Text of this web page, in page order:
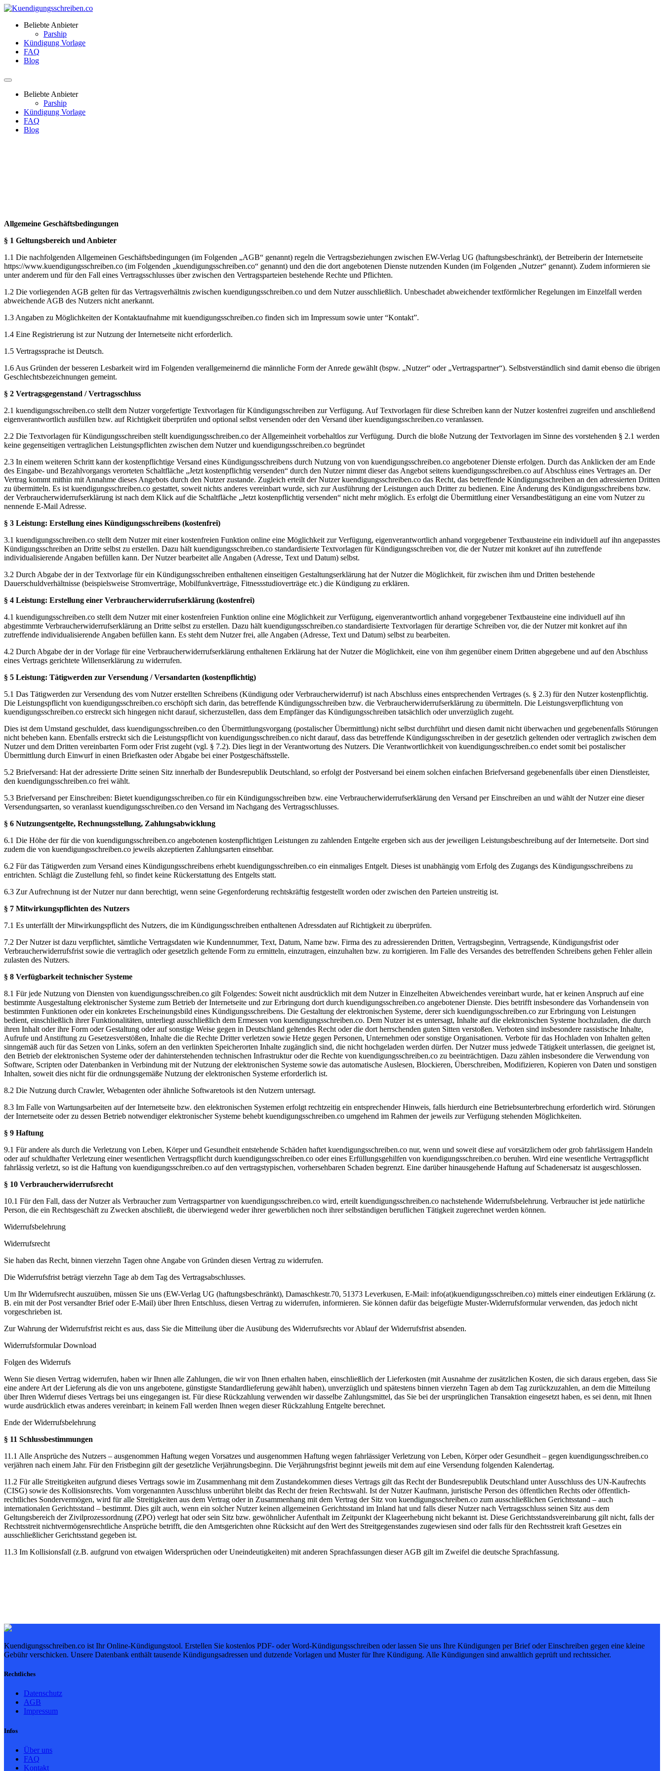
Beliebte Anbieter
Parship
Kündigung Vorlage
FAQ
Blog
Beliebte Anbieter
Parship
Kündigung Vorlage
FAQ
Blog
Allgemeine Geschäftsbedingungen
§ 1 Geltungsbereich und Anbieter
1.1 Die nachfolgenden Allgemeinen Geschäftsbedingungen (im Folgenden „AGB“ genannt) regeln die Vertragsbeziehungen zwischen EW-Verlag UG (haftungsbeschränkt), der Betreiberin der Internetseite
https://www.kuendigungsschreiben.co (im Folgenden „kuendigungsschreiben.co“ genannt) und den die dort angebotenen Dienste nutzenden Kunden (im Folgenden „Nutzer“ genannt). Zudem informieren sie
unter anderem und für den Fall eines Vertragsschlusses über zwischen den Vertragsparteien bestehende Rechte und Pflichten.
1.2 Die vorliegenden AGB gelten für das Vertragsverhältnis zwischen kuendigungsschreiben.co und dem Nutzer ausschließlich. Unbeschadet abweichender textförmlicher Regelungen im Einzelfall werden
abweichende AGB des Nutzers nicht anerkannt.
1.3 Angaben zu Möglichkeiten der Kontaktaufnahme mit kuendigungsschreiben.co finden sich im Impressum sowie unter “Kontakt”.
1.4 Eine Registrierung ist zur Nutzung der Internetseite nicht erforderlich.
1.5 Vertragssprache ist Deutsch.
1.6 Aus Gründen der besseren Lesbarkeit wird im Folgenden verallgemeinernd die männliche Form der Anrede gewählt (bspw. „Nutzer“ oder „Vertragspartner“). Selbstverständlich sind damit ebenso die übrigen
Geschlechtsbezeichnungen gemeint.
§ 2 Vertragsgegenstand / Vertragsschluss
2.1 kuendigungsschreiben.co stellt dem Nutzer vorgefertigte Textvorlagen für Kündigungsschreiben zur Verfügung. Auf Textvorlagen für diese Schreiben kann der Nutzer kostenfrei zugreifen und anschließend
eigenverantwortlich ausfüllen bzw. auf Richtigkeit überprüfen und optional selbst versenden oder den Versand über kuendigungsschreiben.co veranlassen.
2.2 Die Textvorlagen für Kündigungsschreiben stellt kuendigungsschreiben.co der Allgemeinheit vorbehaltlos zur Verfügung. Durch die bloße Nutzung der Textvorlagen im Sinne des vorstehenden § 2.1 werden
keine gegenseitigen vertraglichen Leistungspflichten zwischen dem Nutzer und kuendigungsschreiben.co begründet
2.3 In einem weiteren Schritt kann der kostenpflichtige Versand eines Kündigungsschreibens durch Nutzung von von kuendigungsschreiben.co angebotener Dienste erfolgen. Durch das Anklicken der am Ende
des Eingabe- und Bezahlvorgangs verorteten Schaltfläche „Jetzt kostenpflichtig versenden“ durch den Nutzer nimmt dieser das Angebot seitens kuendigungsschreiben.co auf Abschluss eines Vertrages an. Der
Vertrag kommt mithin mit Annahme dieses Angebots durch den Nutzer zustande. Zugleich erteilt der Nutzer kuendigungsschreiben.co das Recht, das betreffende Kündigungsschreiben an den adressierten Dritten
zu übermitteln. Es ist kuendigungsschreiben.co gestattet, soweit nichts anderes vereinbart wurde, sich zur Ausführung der Leistungen auch Dritter zu bedienen. Eine Änderung des Kündigungsschreibens bzw.
der Verbraucherwiderrufserklärung ist nach dem Klick auf die Schaltfläche „Jetzt kostenpflichtig versenden“ nicht mehr möglich. Es erfolgt die Übermittlung einer Versandbestätigung an eine vom Nutzer zu
nennende E-Mail Adresse.
§ 3 Leistung: Erstellung eines Kündigungsschreibens (kostenfrei)
3.1 kuendigungsschreiben.co stellt dem Nutzer mit einer kostenfreien Funktion online eine Möglichkeit zur Verfügung, eigenverantwortlich anhand vorgegebener Textbausteine ein individuell auf ihn angepasstes
Kündigungsschreiben an Dritte selbst zu erstellen. Dazu hält kuendigungsschreiben.co standardisierte Textvorlagen für Kündigungsschreiben vor, die der Nutzer mit konkret auf ihn zutreffende
individualisierende Angaben befüllen kann. Der Nutzer bearbeitet alle Angaben (Adresse, Text und Datum) selbst.
3.2 Durch Abgabe der in der Textvorlage für ein Kündigungsschreiben enthaltenen einseitigen Gestaltungserklärung hat der Nutzer die Möglichkeit, für zwischen ihm und Dritten bestehende
Dauerschuldverhältnisse (beispielsweise Stromverträge, Mobilfunkverträge, Fitnessstudioverträge etc.) die Kündigung zu erklären.
§ 4 Leistung: Erstellung einer Verbraucherwiderrufserklärung (kostenfrei)
4.1 kuendigungsschreiben.co stellt dem Nutzer mit einer kostenfreien Funktion online eine Möglichkeit zur Verfügung, eigenverantwortlich anhand vorgegebener Textbausteine eine individuell auf ihn
abgestimmte Verbraucherwiderrufserklärung an Dritte selbst zu erstellen. Dazu hält kuendigungsschreiben.co standardisierte Textvorlagen für derartige Schreiben vor, die der Nutzer mit konkret auf ihn
zutreffende individualisierende Angaben befüllen kann. Es steht dem Nutzer frei, alle Angaben (Adresse, Text und Datum) selbst zu bearbeiten.
4.2 Durch Abgabe der in der Vorlage für eine Verbraucherwiderrufserklärung enthaltenen Erklärung hat der Nutzer die Möglichkeit, eine von ihm gegenüber einem Dritten abgegebene und auf den Abschluss
eines Vertrags gerichtete Willenserklärung zu widerrufen.
§ 5 Leistung: Tätigwerden zur Versendung / Versandarten (kostenpflichtig)
5.1 Das Tätigwerden zur Versendung des vom Nutzer erstellten Schreibens (Kündigung oder Verbraucherwiderruf) ist nach Abschluss eines entsprechenden Vertrages (s. § 2.3) für den Nutzer kostenpflichtig.
Die Leistungspflicht von kuendigungsschreiben.co erschöpft sich darin, das betreffende Kündigungsschreiben bzw. die Verbraucherwiderrufserklärung zu übermitteln. Die Leistungsverpflichtung von
kuendigungsschreiben.co erstreckt sich hingegen nicht darauf, sicherzustellen, dass dem Empfänger das Kündigungsschreiben tatsächlich oder unverzüglich zugeht.
Dies ist dem Umstand geschuldet, dass kuendigungsschreiben.co den Übermittlungsvorgang (postalischer Übermittlung) nicht selbst durchführt und diesen damit nicht überwachen und gegebenenfalls Störungen
nicht beheben kann. Ebenfalls erstreckt sich die Leistungspflicht von kuendigungsschreiben.co nicht darauf, dass das betreffende Kündigungsschreiben in der gesetzlich geltenden oder vertraglich zwischen dem
Nutzer und dem Dritten vereinbarten Form oder Frist zugeht (vgl. § 7.2). Dies liegt in der Verantwortung des Nutzers. Die Verantwortlichkeit von kuendigungsschreiben.co endet somit bei postalischer
Übermittlung durch Einwurf in einen Briefkasten oder Abgabe bei einer Postgeschäftsstelle.
5.2 Briefversand: Hat der adressierte Dritte seinen Sitz innerhalb der Bundesrepublik Deutschland, so erfolgt der Postversand bei einem solchen einfachen Briefversand gegebenenfalls über einen Dienstleister,
den kuendigungsschreiben.co frei wählt.
5.3 Briefversand per Einschreiben: Bietet kuendigungsschreiben.co für ein Kündigungsschreiben bzw. eine Verbraucherwiderrufserklärung den Versand per Einschreiben an und wählt der Nutzer eine dieser
Versendungsarten, so veranlasst kuendigungsschreiben.co den Versand im Nachgang des Vertragsschlusses.
§ 6 Nutzungsentgelte, Rechnungsstellung, Zahlungsabwicklung
6.1 Die Höhe der für die von kuendigungsschreiben.co angebotenen kostenpflichtigen Leistungen zu zahlenden Entgelte ergeben sich aus der jeweiligen Leistungsbeschreibung auf der Internetseite. Dort sind
zudem die von kuendigungsschreiben.co jeweils akzeptierten Zahlungsarten einsehbar.
6.2 Für das Tätigwerden zum Versand eines Kündigungsschreibens erhebt kuendigungsschreiben.co ein einmaliges Entgelt. Dieses ist unabhängig vom Erfolg des Zugangs des Kündigungsschreibens zu
entrichten. Schlägt die Zustellung fehl, so findet keine Rückerstattung des Entgelts statt.
6.3 Zur Aufrechnung ist der Nutzer nur dann berechtigt, wenn seine Gegenforderung rechtskräftig festgestellt worden oder zwischen den Parteien unstreitig ist.
§ 7 Mitwirkungspflichten des Nutzers
7.1 Es unterfällt der Mitwirkungspflicht des Nutzers, die im Kündigungsschreiben enthaltenen Adressdaten auf Richtigkeit zu überprüfen.
7.2 Der Nutzer ist dazu verpflichtet, sämtliche Vertragsdaten wie Kundennummer, Text, Datum, Name bzw. Firma des zu adressierenden Dritten, Vertragsbeginn, Vertragsende, Kündigungsfrist oder
Verbraucherwiderrufsfrist sowie die vertraglich oder gesetzlich geltende Form zu ermitteln, einzutragen, einzuhalten bzw. zu korrigieren. Im Falle des Versandes des betreffenden Schreibens gehen Fehler allein
zulasten des Nutzers.
§ 8 Verfügbarkeit technischer Systeme
8.1 Für jede Nutzung von Diensten von kuendigungsschreiben.co gilt Folgendes: Soweit nicht ausdrücklich mit dem Nutzer in Einzelheiten Abweichendes vereinbart wurde, hat er keinen Anspruch auf eine
bestimmte Ausgestaltung elektronischer Systeme zum Betrieb der Internetseite und zur Erbringung dort durch kuendigungsschreiben.co angebotener Dienste. Dies betrifft insbesondere das Vorhandensein von
bestimmten Funktionen oder ein konkretes Erscheinungsbild eines Kündigungsschreibens. Die Gestaltung der elektronischen Systeme, derer sich kuendigungsschreiben.co zur Erbringung von Leistungen
bedient, einschließlich ihrer Funktionalitäten, unterliegt ausschließlich dem Ermessen von kuendigungsschreiben.co. Dem Nutzer ist es untersagt, Inhalte auf die elektronischen Systeme hochzuladen, die durch
ihren Inhalt oder ihre Form oder Gestaltung oder auf sonstige Weise gegen in Deutschland geltendes Recht oder die dort herrschenden guten Sitten verstoßen. Verboten sind insbesondere rassistische Inhalte,
Aufrufe und Anstiftung zu Gesetzesverstößen, Inhalte die die Rechte Dritter verletzen sowie Hetze gegen Personen, Unternehmen oder sonstige Organisationen. Verbote für das Hochladen von Inhalten gelten
sinngemäß auch für das Setzen von Links, sofern an den verlinkten Speicherorten Inhalte zugänglich sind, die nicht hochgeladen werden dürfen. Der Nutzer muss jedwede Tätigkeit unterlassen, die geeignet ist,
den Betrieb der elektronischen Systeme oder der dahinterstehenden technischen Infrastruktur oder die Rechte von kuendigungsschreiben.co zu beeinträchtigen. Dazu zählen insbesondere die Verwendung von
Software, Scripten oder Datenbanken in Verbindung mit der Nutzung der elektronischen Systeme sowie das automatische Auslesen, Blockieren, Überschreiben, Modifizieren, Kopieren von Daten und sonstigen
Inhalten, soweit dies nicht für die ordnungsgemäße Nutzung der elektronischen Systeme erforderlich ist.
8.2 Die Nutzung durch Crawler, Webagenten oder ähnliche Softwaretools ist den Nutzern untersagt.
8.3 Im Falle von Wartungsarbeiten auf der Internetseite bzw. den elektronischen Systemen erfolgt rechtzeitig ein entsprechender Hinweis, falls hierdurch eine Betriebsunterbrechung erforderlich wird. Störungen
der Internetseite oder zu dessen Betrieb notwendiger elektronischer Systeme behebt kuendigungsschreiben.co umgehend im Rahmen der jeweils zur Verfügung stehenden Möglichkeiten.
§ 9 Haftung
9.1 Für andere als durch die Verletzung von Leben, Körper und Gesundheit entstehende Schäden haftet kuendigungsschreiben.co nur, wenn und soweit diese auf vorsätzlichem oder grob fahrlässigem Handeln
oder auf schuldhafter Verletzung einer wesentlichen Vertragspflicht durch kuendigungsschreiben.co oder eines Erfüllungsgehilfen von kuendigungsschreiben.co beruhen. Wird eine wesentliche Vertragspflicht
fahrlässig verletzt, so ist die Haftung von kuendigungsschreiben.co auf den vertragstypischen, vorhersehbaren Schaden begrenzt. Eine darüber hinausgehende Haftung auf Schadenersatz ist ausgeschlossen.
§ 10 Verbraucherwiderrufsrecht
10.1 Für den Fall, dass der Nutzer als Verbraucher zum Vertragspartner von kuendigungsschreiben.co wird, erteilt kuendigungsschreiben.co nachstehende Widerrufsbelehrung. Verbraucher ist jede natürliche
Person, die ein Rechtsgeschäft zu Zwecken abschließt, die überwiegend weder ihrer gewerblichen noch ihrer selbständigen beruflichen Tätigkeit zugerechnet werden können.
Widerrufsbelehrung
Widerrufsrecht
Sie haben das Recht, binnen vierzehn Tagen ohne Angabe von Gründen diesen Vertrag zu widerrufen.
Die Widerrufsfrist beträgt vierzehn Tage ab dem Tag des Vertragsabschlusses.
Um Ihr Widerrufsrecht auszuüben, müssen Sie uns (EW-Verlag UG (haftungsbeschränkt), Damaschkestr.70, 51373 Leverkusen, E-Mail: info(at)kuendigungsschreiben.co) mittels einer eindeutigen Erklärung (z.
B. ein mit der Post versandter Brief oder E-Mail) über Ihren Entschluss, diesen Vertrag zu widerrufen, informieren. Sie können dafür das beigefügte Muster-Widerrufsformular verwenden, das jedoch nicht
vorgeschrieben ist.
Zur Wahrung der Widerrufsfrist reicht es aus, dass Sie die Mitteilung über die Ausübung des Widerrufsrechts vor Ablauf der Widerrufsfrist absenden.
Widerrufsformular Download
Folgen des Widerrufs
Wenn Sie diesen Vertrag widerrufen, haben wir Ihnen alle Zahlungen, die wir von Ihnen erhalten haben, einschließlich der Lieferkosten (mit Ausnahme der zusätzlichen Kosten, die sich daraus ergeben, dass Sie
eine andere Art der Lieferung als die von uns angebotene, günstigste Standardlieferung gewählt haben), unverzüglich und spätestens binnen vierzehn Tagen ab dem Tag zurückzuzahlen, an dem die Mitteilung
über Ihren Widerruf dieses Vertrags bei uns eingegangen ist. Für diese Rückzahlung verwenden wir dasselbe Zahlungsmittel, das Sie bei der ursprünglichen Transaktion eingesetzt haben, es sei denn, mit Ihnen
wurde ausdrücklich etwas anderes vereinbart; in keinem Fall werden Ihnen wegen dieser Rückzahlung Entgelte berechnet.
Ende der Widerrufsbelehrung
§ 11 Schlussbestimmungen
11.1 Alle Ansprüche des Nutzers – ausgenommen Haftung wegen Vorsatzes und ausgenommen Haftung wegen fahrlässiger Verletzung von Leben, Körper oder Gesundheit – gegen kuendigungsschreiben.co
verjähren nach einem Jahr. Für den Fristbeginn gilt der gesetzliche Verjährungsbeginn. Die Verjährungsfrist beginnt jeweils mit dem auf eine Versendung folgenden Kalendertag.
11.2 Für alle Streitigkeiten aufgrund dieses Vertrags sowie im Zusammenhang mit dem Zustandekommen dieses Vertrags gilt das Recht der Bundesrepublik Deutschland unter Ausschluss des UN-Kaufrechts
(CISG) sowie des Kollisionsrechts. Vom vorgenannten Ausschluss unberührt bleibt das Recht der freien Rechtswahl. Ist der Nutzer Kaufmann, juristische Person des öffentlichen Rechts oder öffentlich-
rechtliches Sondervermögen, wird für alle Streitigkeiten aus dem Vertrag oder in Zusammenhang mit dem Vertrag der Sitz von kuendigungsschreiben.co zum ausschließlichen Gerichtsstand – auch
internationalen Gerichtsstand – bestimmt. Dies gilt auch, wenn ein solcher Nutzer keinen allgemeinen Gerichtsstand im Inland hat und falls dieser Nutzer nach Vertragsschluss seinen Sitz aus dem
Geltungsbereich der Zivilprozessordnung (ZPO) verlegt hat oder sein Sitz bzw. gewöhnlicher Aufenthalt im Zeitpunkt der Klageerhebung nicht bekannt ist. Diese Gerichtsstandsvereinbarung gilt nicht, falls der
Rechtsstreit nichtvermögensrechtliche Ansprüche betrifft, die den Amtsgerichten ohne Rücksicht auf den Wert des Streitgegenstandes zugewiesen sind oder falls für den Rechtsstreit kraft Gesetzes ein
ausschließlicher Gerichtsstand gegeben ist.
11.3 Im Kollisionsfall (z.B. aufgrund von etwaigen Widersprüchen oder Uneindeutigkeiten) mit anderen Sprachfassungen dieser AGB gilt im Zweifel die deutsche Sprachfassung.
Kuendigungsschreiben.co ist Ihr Online-Kündigungstool. Erstellen Sie kostenlos PDF- oder Word-Kündigungsschreiben oder lassen Sie uns Ihre Kündigungen per Brief oder Einschreiben gegen eine kleine
Gebühr verschicken. Unsere Datenbank enthält tausende Kündigungsadressen und dutzende Vorlagen und Muster für Ihre Kündigung. Alle Kündigungen sind anwaltlich geprüft und rechtssicher.
Rechtliches
Datenschutz
AGB
Impressum
Infos
Über uns
FAQ
Kontakt